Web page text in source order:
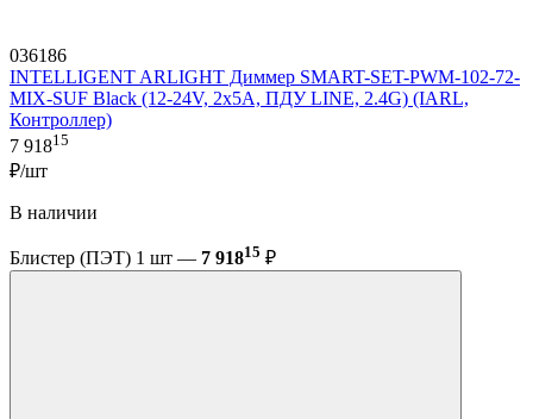
036186
INTELLIGENT ARLIGHT Диммер SMART-SET-PWM-102-72-
MIX-SUF Black (12-24V, 2x5A, ПДУ LINE, 2.4G) (IARL,
Контроллер)
7 91815
₽/шт
В наличии
Блистер (ПЭТ) 1 шт — 7 91815 ₽